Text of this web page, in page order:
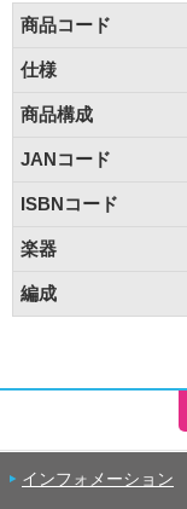
商品コード
仕様
商品構成
JANコード
ISBNコード
楽器
編成
インフォメーション